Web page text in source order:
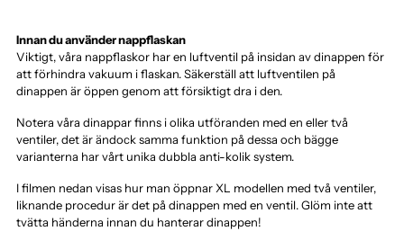
Innan du använder nappflaskan
Viktigt, våra nappflaskor har en luftventil på insidan av dinappen för
att förhindra vakuum i flaskan. Säkerställ att luftventilen på
dinappen är öppen genom att försiktigt dra i den.
Notera våra dinappar finns i olika utföranden med en eller två
ventiler, det är ändock samma funktion på dessa och bägge
varianterna har vårt unika dubbla anti-kolik system.
I filmen nedan visas hur man öppnar XL modellen med två ventiler,
liknande procedur är det på dinappen med en ventil. Glöm inte att
tvätta händerna innan du hanterar dinappen!